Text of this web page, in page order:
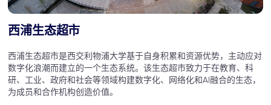
西浦生态超市
西浦生态超市是西交利物浦大学基于自身积累和资源优势，主动应对
数字化浪潮而建立的一个生态系统。该生态超市致力于在教育、科
研、工业、政府和社会等领域构建数字化、网络化和AI融合的生态，
为成员和合作机构创造价值。